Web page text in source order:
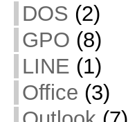
DOS (2)
GPO (8)
LINE (1)
Office (3)